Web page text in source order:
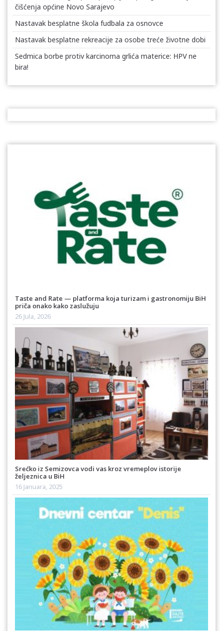
čišćenja općine Novo Sarajevo
Nastavak besplatne škola fudbala za osnovce
Nastavak besplatne rekreacije za osobe treće životne dobi
Sedmica borbe protiv karcinoma grlića materice: HPV ne
bira!
Taste and Rate — platforma koja turizam i gastronomiju BiH
priča onako kako zaslužuju
26 Jula, 2026
Srećko iz Semizovca vodi vas kroz vremeplov istorije
željeznica u BiH
16 Januara, 2025